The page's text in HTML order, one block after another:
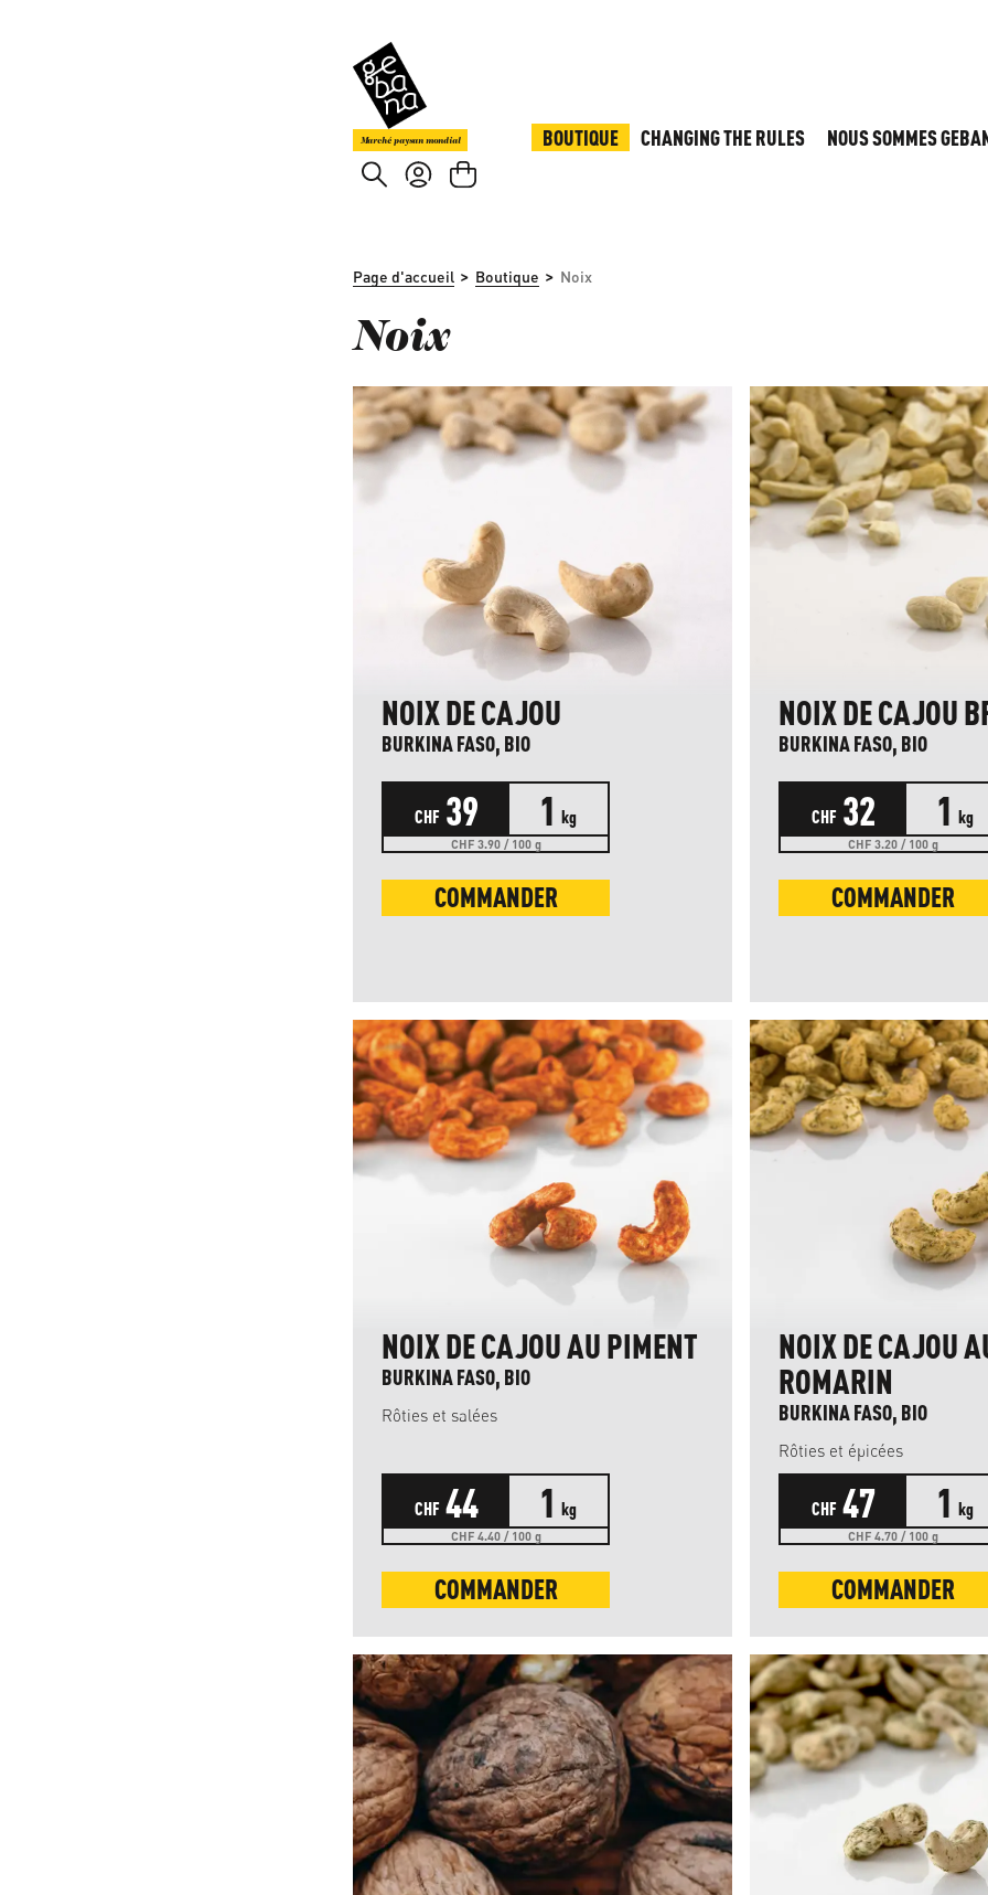
Marché paysan mondial BOUTIQUE CHANGING THE RULES NOUS SOMMES
Page d'accueil > Boutique > Noix
Noix
NOIX DE CAJOU
BURKINA FASO, BIO
CHF 39 1 kg
CHF 3.90 / 100 g
COMMANDER
NOIX DE CAJOU
BURKINA FASO, BIO
CHF 32 1 kg
CHF 3.20 / 100 g
COMMANDER
NOIX DE CAJOU AU PIMENT
BURKINA FASO, BIO
Rôties et salées
CHF 44 1 kg
CHF 4.40 / 100 g
COMMANDER
NOIX DE CAJOU
ROMARIN
BURKINA FASO, BIO
Rôties et épicées
CHF 47 1 kg
CHF 4.70 / 100 g
COMMANDER